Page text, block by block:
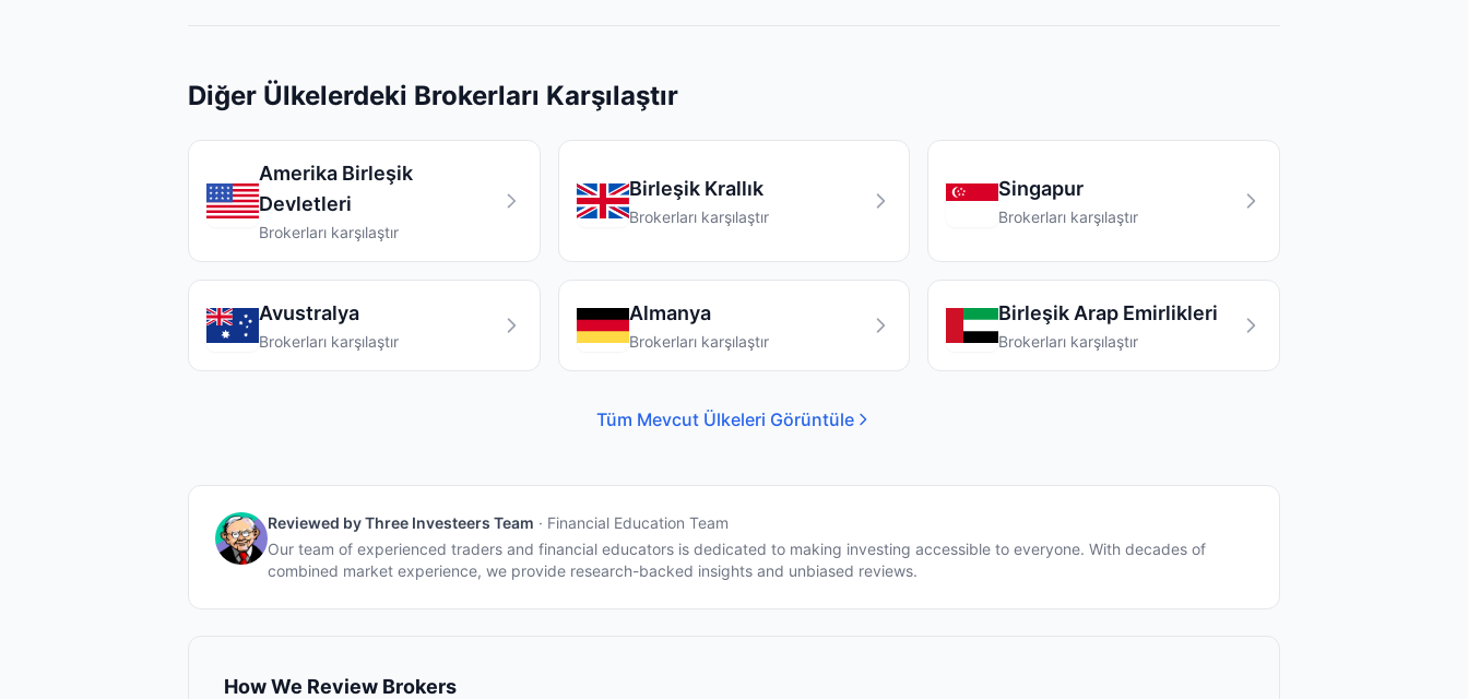
Diğer Ülkelerdeki Brokerları Karşılaştır
Amerika Birleşik
Devletleri
Brokerları karşılaştır
Birleşik Krallık
Brokerları karşılaştır
Singapur
Brokerları karşılaştır
Avustralya
Brokerları karşılaştır
Almanya
Brokerları karşılaştır
Birleşik Arap Emirlikleri
Brokerları karşılaştır
Tüm Mevcut Ülkeleri Görüntüle
Reviewed byThree Investeers Team · Financial Education Team
Our team of experienced traders and financial educators is dedicated to making investing accessible to everyone. With decades of
combined market experience, we provide research-backed insights and unbiased reviews.
How We Review Brokers